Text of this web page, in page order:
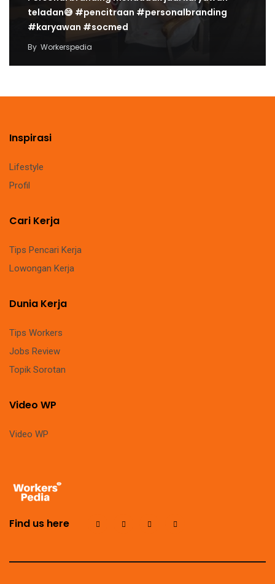
teladan😅 #pencitraan #personalbranding
#karyawan #socmed
By Workerspedia
Inspirasi
Lifestyle
Profil
Cari Kerja
Tips Pencari Kerja
Lowongan Kerja
Dunia Kerja
Tips Workers
Jobs Review
Topik Sorotan
Video WP
Video WP
Find us here